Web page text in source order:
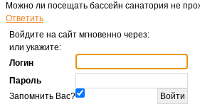
Можно ли посещать бассейн санатория не
Ответить
Войдите на сайт мгновенно через:
или укажите:
Логин
Пароль
Запомнить Вас?